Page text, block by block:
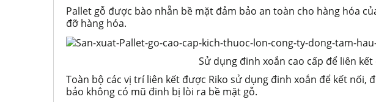
Pallet gỗ được bào nhẵn bề mặt đảm bảo an toàn cho hàng hóa
đỡ hàng hóa.
Sử dụng đinh xoắn cao cấp để liên
Toàn bộ các vị trí liên kết được Riko sử dụng đinh xoắn để kết nối,
bảo không có mũ đinh bị lòi ra bề mặt gỗ.